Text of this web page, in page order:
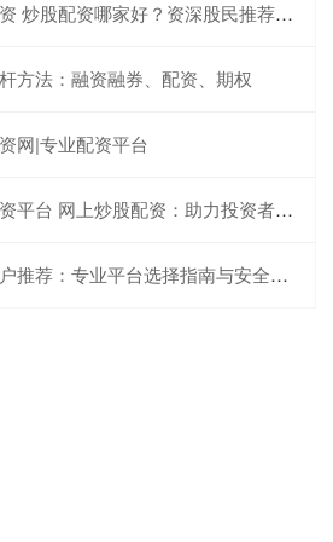
炒股配资哪家好？资深股民推荐平台
方法：融资融券、配资、期权
网|专业配资平台
台 网上炒股配资：助力投资者放大收益
荐：专业平台选择指南与安全投资策略